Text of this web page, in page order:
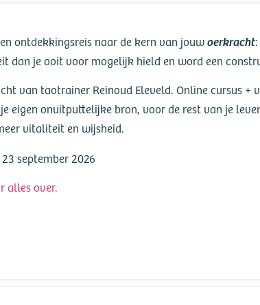
Eleveld
ontdekkingsreis naar de kern van jouwoerkracht
dan je ooit voor mogelijk hield en word een
van taotrainer Reinoud Eleveld. Online cursus +
eigen onuitputtelijke bron, voor de rest van je
vitaliteit en wijsheid.
23 september 2026
alles over.